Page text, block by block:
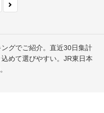
グでご紹介。直近30日集計
めて選びやすい。JR東日本